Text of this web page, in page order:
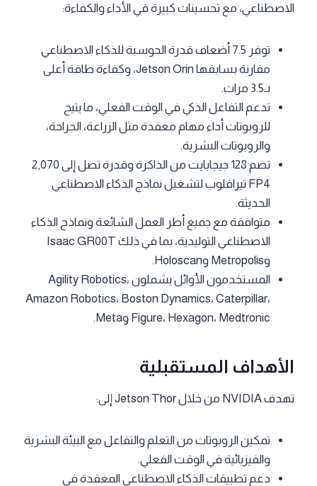
الاصطناعي، مع تحسينات كبيرة في الأداء والكفاءة:
توفر 7.5 أضعاف قدرة الحوسبة للذكاء الاصطناعي
مقارنة بسابقها Jetson Orin، وكفاءة طاقة أعلى
بـ3.5 مرات.
تدعم التفاعل الذكي في الوقت الفعلي، ما يتيح
للروبوتات أداء مهام معقدة مثل الزراعة، الجراحة،
والروبوتات البشرية.
تضم 128 جيجابايت من الذاكرة وقدرة تصل إلى 2,070
FP4 تيرافلوب لتشغيل نماذج الذكاء الاصطناعي
الحديثة.
متوافقة مع جميع أطر العمل الشائعة ونماذج الذكاء
الاصطناعي التوليدية، بما في ذلك Isaac GR00T
وMetropolis وHoloscan.
المستخدمون الأوائل يشملون Agility Robotics،
Amazon Robotics، Boston Dynamics، Caterpillar،
Figure، Hexagon، Medtronic وMeta.
الأهداف المستقبلية
تهدف NVIDIA من خلال Jetson Thor إلى:
تمكين الروبوتات من التعلم والتفاعل مع البيئة البشرية
والفيزيائية في الوقت الفعلي.
دعم تطبيقات الذكاء الاصطناعي المعقدة في